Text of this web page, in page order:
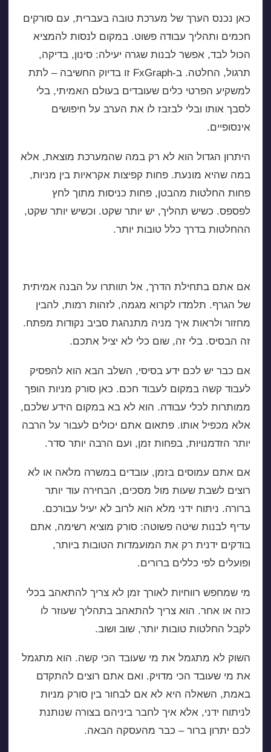
כאן נכנס הערך של מערכת טובה בעברית, עם סורקים
חכמים ותהליך עבודה פשוט. במקום לנסות להמציא
הכול לבד, אפשר לבנות שגרה יעילה: סינון, בדיקה,
תרגול, החלטה. ב-FxGraph זו בדיוק החשיבה – לתת
למשקיע הפרטי כלים שעובדים בעולם האמיתי, בלי
לסבך אותו ובלי לבזבז לו את הערב על חיפושים
אינסופיים.
היתרון הגדול הוא לא רק במה שהמערכת מוצאת, אלא
במה שהיא מונעת. פחות קפיצות אקראיות בין מניות,
פחות החלטות מהבטן, פחות כניסות מתוך לחץ
לפספס. כשיש תהליך, יש יותר שקט. וכשיש יותר שקט,
ההחלטות בדרך כלל טובות יותר.
אם אתם בתחילת הדרך, אל תוותרו על הבנה אמיתית
של הגרף. תלמדו לקרוא מגמה, לזהות רמות, להבין
מחזור ולראות איך מניה מתנהגת סביב נקודות מפתח.
זה הבסיס. בלי זה, שום כלי לא יציל אתכם.
אם כבר יש לכם ידע בסיסי, השלב הבא הוא להפסיק
לעבוד קשה במקום לעבוד חכם. כאן סורק מניות הופך
ממותרות לכלי עבודה. הוא לא בא במקום הידע שלכם,
אלא מכפיל אותו. פתאום אתם יכולים לעבור על הרבה
יותר הזדמנויות, בפחות זמן, ועם הרבה יותר סדר.
אם אתם עמוסים בזמן, עובדים במשרה מלאה או לא
רוצים לשבת שעות מול מסכים, הבחירה עוד יותר
ברורה. ניתוח ידני מלא הוא לרוב לא יעיל עבורכם.
עדיף לבנות שיטה פשוטה: סורק מוציא רשימה, אתם
בודקים ידנית רק את המועמדות הטובות ביותר,
ופועלים לפי כללים ברורים.
מי שמחפש רווחיות לאורך זמן לא צריך להתאהב בכלי
כזה או אחר. הוא צריך להתאהב בתהליך שעוזר לו
לקבל החלטות טובות יותר, שוב ושוב.
השוק לא מתגמל את מי שעובד הכי קשה. הוא מתגמל
את מי שעובד הכי מדויק. ואם אתם רוצים להתקדם
באמת, השאלה היא לא אם לבחור בין סורק מניות
לניתוח ידני, אלא איך לחבר ביניהם בצורה שנותנת
לכם יתרון ברור – כבר מהעסקה הבאה.